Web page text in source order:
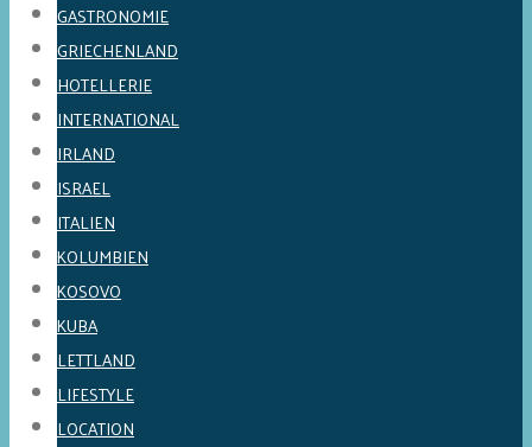
GASTRONOMIE
GRIECHENLAND
HOTELLERIE
INTERNATIONAL
IRLAND
ISRAEL
ITALIEN
KOLUMBIEN
KOSOVO
KUBA
LETTLAND
LIFESTYLE
LOCATION